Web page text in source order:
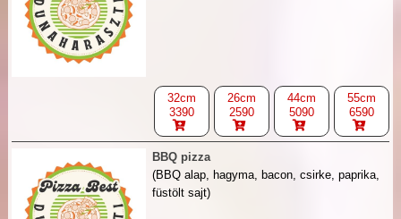
32cm
3390
26cm
2590
44cm
5090
55cm
6590
BBQ pizza
(BBQ alap, hagyma, bacon, csirke, paprika,
füstölt sajt)